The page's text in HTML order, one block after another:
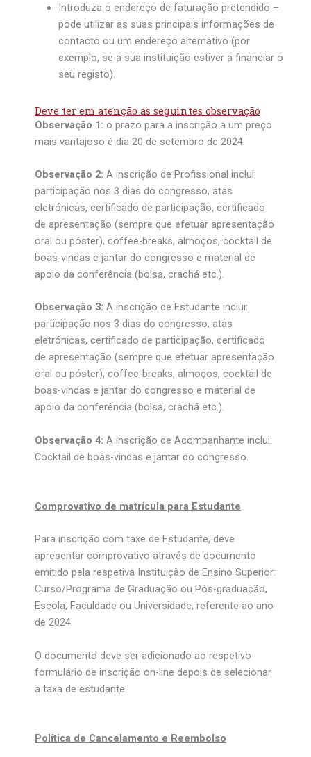
Introduza o endereço de faturação pretendido –
pode utilizar as suas principais informações de
contacto ou um endereço alternativo (por
exemplo, se a sua instituição estiver a financiar o
seu registo).
Deve ter em atenção as seguintes observação
Observação 1: o prazo para a inscrição a um preço
mais vantajoso é dia 20 de setembro de 2024.
Observação 2: A inscrição de Profissional inclui:
participação nos 3 dias do congresso, atas
eletrónicas, certificado de participação, certificado
de apresentação (sempre que efetuar apresentação
oral ou póster), coffee-breaks, almoços, cocktail de
boas-vindas e jantar do congresso e material de
apoio da conferência (bolsa, crachá etc.).
Observação 3: A inscrição de Estudante inclui:
participação nos 3 dias do congresso, atas
eletrónicas, certificado de participação, certificado
de apresentação (sempre que efetuar apresentação
oral ou póster), coffee-breaks, almoços, cocktail de
boas-vindas e jantar do congresso e material de
apoio da conferência (bolsa, crachá etc.).
Observação 4: A inscrição de Acompanhante inclui:
Cocktail de boas-vindas e jantar do congresso.
Comprovativo de matrícula para Estudante
Para inscrição com taxe de Estudante, deve
apresentar comprovativo através de documento
emitido pela respetiva Instituição de Ensino Superior:
Curso/Programa de Graduação ou Pós-graduação,
Escola, Faculdade ou Universidade, referente ao ano
de 2024.
O documento deve ser adicionado ao respetivo
formulário de inscrição on-line depois de selecionar
a taxa de estudante.
Política de Cancelamento e Reembolso